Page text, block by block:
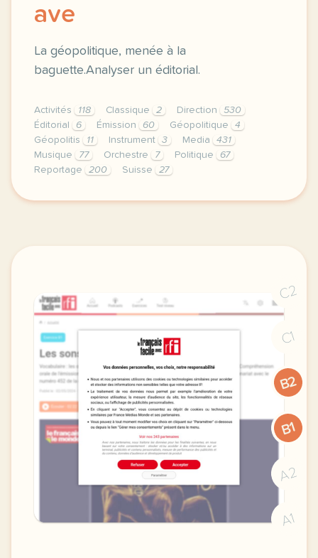
ave
La géopolitique, menée à la
baguette.Analyser un éditorial.
Activités 118 Classique 2 Direction
530
Éditorial
6 Émission 60 Géopolitique
4
Géopolitis
11 Instrument 3 Media
431
Musique
77 Orchestre 7 Politique
67
Reportage
200 Suisse 27
didomi host didomi components button cursor
C2
C1
B2
B1
A2
A1